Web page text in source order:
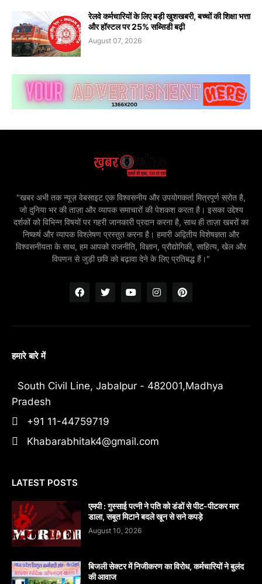
रेलवे कर्मचारियों के लिए बड़ी खुशखबरी, बच्चों की शिक्षा भत्ता
और हॉस्टल पर 25% सब्सिडी बढ़ी
August 07, 2026
"खबर अभी तक न्यूज़ वेबसाइट एक विश्वसनीय और उपयोगकर्ता मित्रपूर्ण स्रोत है,
जो दुनिया भर की ताज़ा और व्यापक समाचारों की पेशकश करता है। इसका उद्देश्य
दर्शकों को विभिन्न विषयों पर गहरी जानकारी प्रदान करना है, साथ ही ताज़ा खबरों का
निष्कर्ष और व्यापक विश्लेषण प्रस्तुत करना है। हमारी अद्वितीय विशेषज्ञता और
विश्वसनीयता के साथ, हम आपको राजनीति, विज्ञान, प्रौद्योगिकी, साहित्य, खेल और
विपणन से जुड़ी छवि को बढ़ावा देने के लिए प्रतिबद्ध हैं।"
हमारे बारे में
South Civil Line, Jabalpur - 482001,Madhya
Pradesh
+91 11-44759719
Khabarabhitak4@gmail.com
LATEST POSTS
एमपी : गुस्साई पत्नी ने पति को डंडों से पीट-पीटकर मार
डाला, सबूत मिटाने बदले खून से सने कपड़े
August 10, 2026
बिजली सेक्टर में निजीकरण का विरोध, कर्मचारियों ने बुलंद
की आवाज